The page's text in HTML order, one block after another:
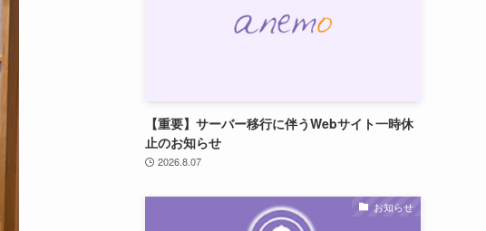
【重要】サーバー移行に伴うWebサイト一時休
止のお知らせ
2026.8.07
お知らせ